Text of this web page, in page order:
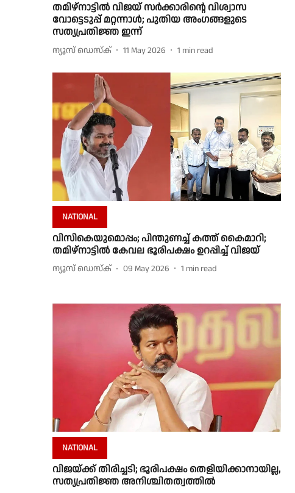
തമിഴ്നാട്ടിൽ വിജയ് സർക്കാരിൻ്റെ വിശ്വാസ
വോട്ടെടുപ്പ് മറ്റന്നാൾ; പുതിയ അംഗങ്ങളുടെ
സത്യപ്രതിജ്ഞ ഇന്ന്
ന്യൂസ് ഡെസ്ക് 11 May 2026 1 min read
NATIONAL
വിസികെയുമൊപ്പം; പിന്തുണച്ച് കത്ത് കൈമാറി;
തമിഴ്‌നാട്ടില്‍ കേവല ഭൂരിപക്ഷം ഉറപ്പിച്ച് വിജയ്
ന്യൂസ് ഡെസ്ക് 09 May 2026 1 min read
NATIONAL
വിജയ്ക്ക് തിരിച്ചടി; ഭൂരിപക്ഷം തെളിയിക്കാനായില്ല,
സത്യപ്രതിജ്ഞ അനിശ്ചിതത്വത്തിൽ